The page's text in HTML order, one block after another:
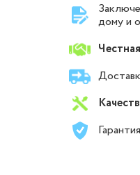
дому и
Честная
Гарантия